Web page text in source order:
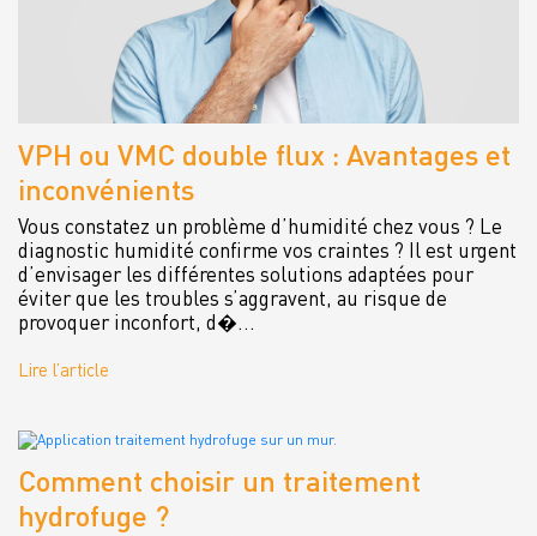
VPH ou VMC double flux : Avantages et
inconvénients
Vous constatez un problème d’humidité chez vous ? Le
diagnostic humidité confirme vos craintes ? Il est urgent
d’envisager les différentes solutions adaptées pour
éviter que les troubles s’aggravent, au risque de
provoquer inconfort, d�...
Lire l’article
Comment choisir un traitement
hydrofuge ?